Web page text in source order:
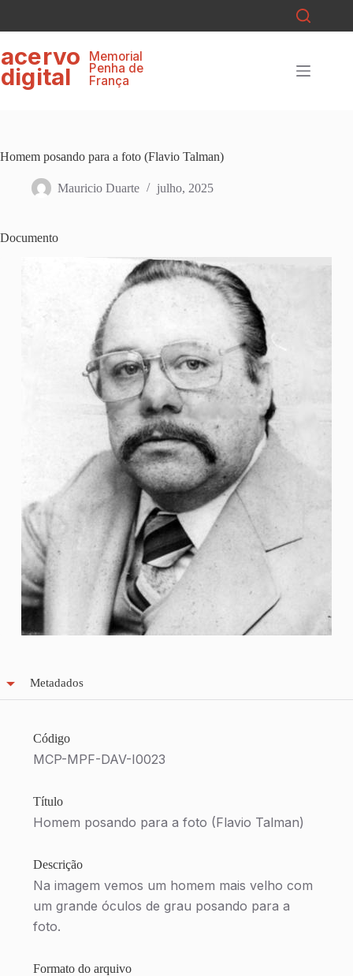
o
Memorial
Penha de
França
acervo
digital
Homem posando para a foto (Flavio Talman)
Mauricio Duarte julho, 2025
Documento
Metadados
Código
MCP-MPF-DAV-I0023
Título
Homem posando para a foto (Flavio Talman)
Descrição
Na imagem vemos um homem mais velho com
um grande óculos de grau posando para a
foto.
Formato do arquivo